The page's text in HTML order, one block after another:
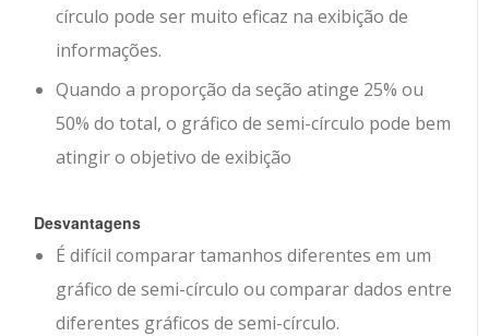
círculo pode ser muito eficaz na exibição de
informações.
Quando a proporção da seção atinge 25% ou
50% do total, o gráfico de semi-círculo pode bem
atingir o objetivo de exibição
Desvantagens
É difícil comparar tamanhos diferentes em um
gráfico de semi-círculo ou comparar dados entre
diferentes gráficos de semi-círculo.